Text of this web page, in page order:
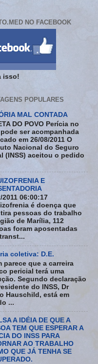
NO FACEBOOK
isso!
POPULARES
MAL CONTADA
DO POVO Perícia no
pode ser acompanhada
em 26/08/2011 O
Nacional do Seguro
(INSS) aceitou o pedido
E
2011 06:00:17
é doença que
pessoas do trabalho
de Marília, 112
foram aposentadas
coletiva: D.E.
parece que a carreira
pericial terá uma
Segundo declaração
do INSS, Dr
Hauschild, está em
...
A IDÉIA DE QUE A
TEM QUE ESPERAR A
DO INSS PARA
AO TRABALHO
QUE JÁ TENHA SE